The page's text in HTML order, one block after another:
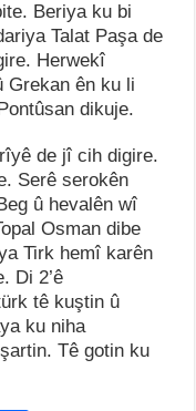
Beriya ku bi
Talat Paşa de
Herwekî
Grekan ên ku li
dikuje.
de jî cih digire.
Serê serokên
û hevalên wî
Osman dibe
Tirk hemî karên
Di 2’ê
tê kuştin û
ku niha
Tê gotin ku